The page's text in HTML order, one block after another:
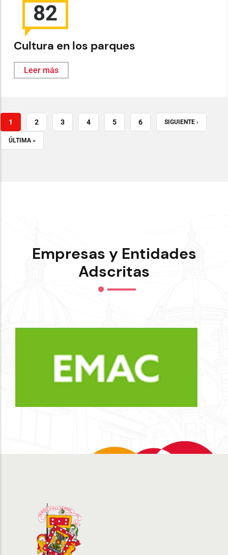
82
Cultura en los parques
Leer más
PÁGINA
ACTUAL
1 PAGE
2 PAGE
3 PAGE
4 PAGE
5 PAGE
6 SIGUIENTE
SIGUIENTE ›
ÚLTIMA
ÚLTIMA »
Empresas y Entidades
Adscritas